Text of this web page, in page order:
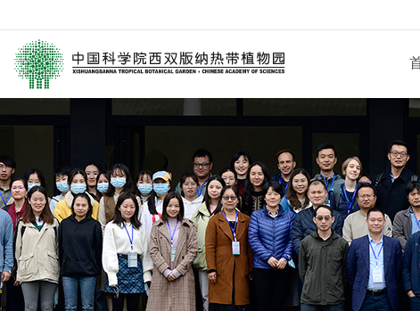
要闻 西园动态
媒体关注 科研进展
园林消息 科普报道
旅游信息 通知公告
历任领导
学术委员会
西园历史
数字园区
科
业